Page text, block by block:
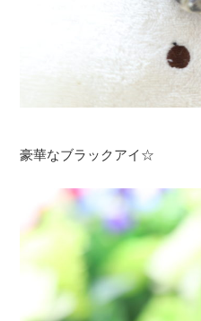
豪華なブラックアイ☆